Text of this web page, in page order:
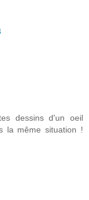
dessins d'un oeil
la même situation !